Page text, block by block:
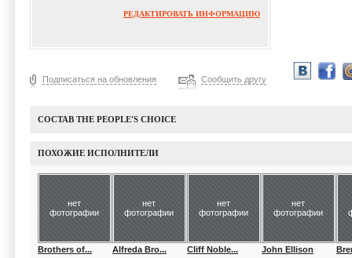
РЕДАКТИРОВАТЬ ИНФОРМАЦИЮ
Подписаться на обновления Сообщить другу
СОСТАВ THE PEOPLE'S CHOICE
ПОХОЖИЕ ИСПОЛНИТЕЛИ
нет
фотографии
Brothers of...
нет
фотографии
Alfreda Bro...
нет
фотографии
Cliff Noble...
нет
фотографии
John Ellison